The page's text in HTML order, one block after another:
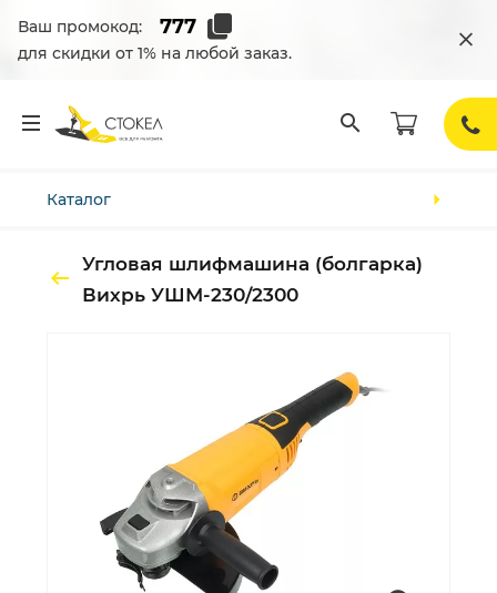
Ваш промокод:
для скидки от 1% на любой заказ.
Каталог
Угловая шлифмашина (болгарка)
Вихрь УШМ-230/2300